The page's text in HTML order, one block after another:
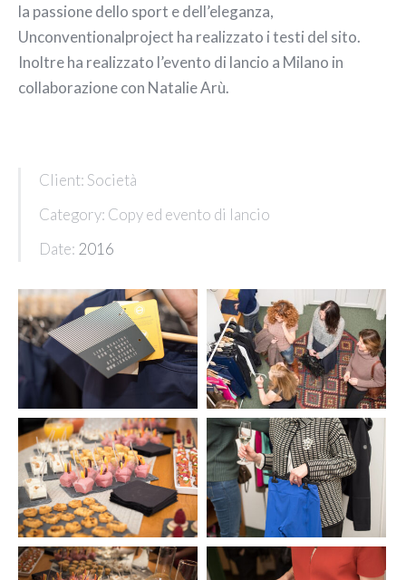
la passione dello sport e dell’eleganza,
Unconventionalproject ha realizzato i testi del sito.
Inoltre ha realizzato l’evento di lancio a Milano in
collaborazione con Natalie Arù.
Client: Società
Category: Copy ed evento di lancio
Date: 2016